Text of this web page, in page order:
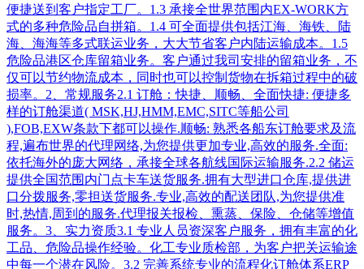
便捷送到客户指定工厂。1.3 承接全世界范围内EX-WORK方
式的多种危险品自拼箱。1.4 可全面提供包括江海、海铁、陆
海、海海等多式联运业务，大大节省客户内陆运输成本。1.5
危险品港区仓库留箱业务。客户通过我司安排的留箱业务，不
仅可以节约物流成本，同时也可以控制货物在拆箱过程中的破
损率。2、常规服务2.1 订舱：快捷、顺畅、全面快捷: 便捷多
样的订舱渠道( MSK,HJ,HMM,EMC,SITC等船公司
),FOB,EXW条款下都可以操作.顺畅: 熟悉各船东订舱要求及流
程,遍布世界的代理网络,为您提供更加专业,高效的服务.全面:
依托海外的庞大网络，承接全球各航线国际运输服务.2.2 储运
提供全国范围内门点卡车送货服务.拥有大型进口仓库,提供进
口分拨服务,零担送货服务.专业,高效的配送团队,为您提供准
时,热情,周到的服务.代理报关报检、熏蒸、保险、仓储等增值
服务。3、实力资质3.1 专业人员资深客户服务，拥有丰富的化
工品、危险品操作经验。化工专业质检部，为客户把关运输途
中每一个潜在风险。3.2 完善系统专业的流程化订舱体系ERP